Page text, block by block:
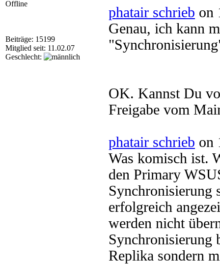
Offline
Beiträge: 15199
Mitglied seit: 11.02.07
Geschlecht:
phatair schrieb on
Genau, ich kann
OK. Kannst Du
Freigabe vom
phatair schrieb on
Was komisch ist.
den Primary
Synchronisierung
erfolgreich
werden nicht
Synchronisierung
Replika sondern